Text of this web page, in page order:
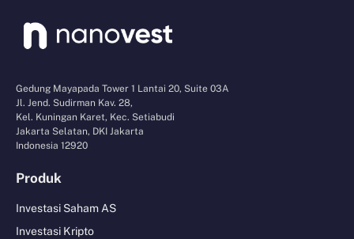
Gedung Mayapada Tower 1 Lantai 20, Suite 03A
Jl. Jend. Sudirman Kav. 28,
Kel. Kuningan Karet, Kec. Setiabudi
Jakarta Selatan, DKI Jakarta
Indonesia 12920
Produk
Investasi Saham AS
Investasi Kripto